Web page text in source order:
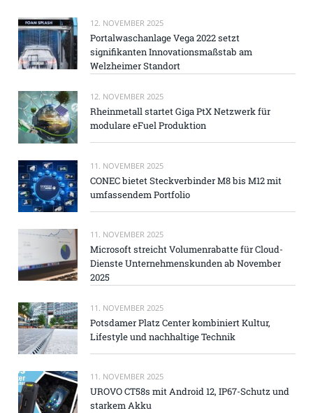
12. NOVEMBER 2025
Portalwaschanlage Vega 2022 setzt
signifikanten Innovationsmaßstab am
Welzheimer Standort
12. NOVEMBER 2025
Rheinmetall startet Giga PtX Netzwerk für
modulare eFuel Produktion
11. NOVEMBER 2025
CONEC bietet Steckverbinder M8 bis M12 mit
umfassendem Portfolio
11. NOVEMBER 2025
Microsoft streicht Volumenrabatte für Cloud-
Dienste Unternehmenskunden ab November
2025
11. NOVEMBER 2025
Potsdamer Platz Center kombiniert Kultur,
Lifestyle und nachhaltige Technik
11. NOVEMBER 2025
UROVO CT58s mit Android 12, IP67-Schutz und
starkem Akku